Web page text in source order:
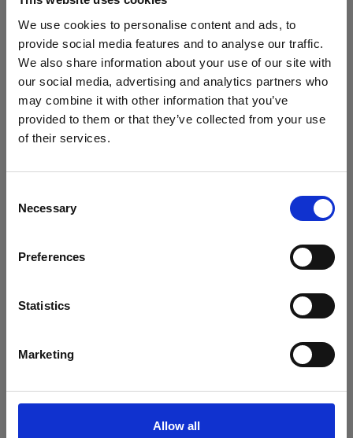
We use cookies to personalise content and ads, to
provide social media features and to analyse our traffic.
We also share information about your use of our site with
our social media, advertising and analytics partners who
may combine it with other information that you’ve
provided to them or that they’ve collected from your use
of their services.
Selection
Necessary
Preferences
Statistics
Marketing
Allow all
numero e il tipo dei parametri e/o la visibilità. L’overloading
può essere fatto nella stessa classe o anche nelle classi
derivate. L’overloading è correlato al polimorfismo in fase
di compilazione (o statico)
Cos’è un’interfaccia in Java?
L’interfaccia (interface) in Java è un insieme di nomi di
contenere solo e soltanto metodi d’istanza astratti e
costruttori, variabili statiche, variabili di istanza e metodi
statici.
Cos’è una classe astratta (abstract
Una classe astratta in Java è una classe dichiarata con la
implementarla, definendo caratteristiche comuni fra classi
di una determinata gerarchia. La classe astratta può avere